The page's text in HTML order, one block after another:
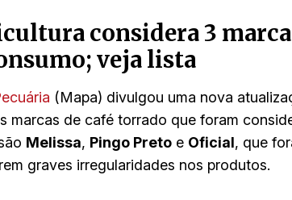
considera 3
veja lista
(Mapa) divulgou uma nova
marcas de café torrado que foram
Melissa, Pingo Preto e Oficial, que
graves irregularidades nos produtos.